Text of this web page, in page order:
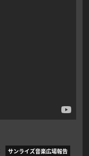
サンライズ音楽広場報告